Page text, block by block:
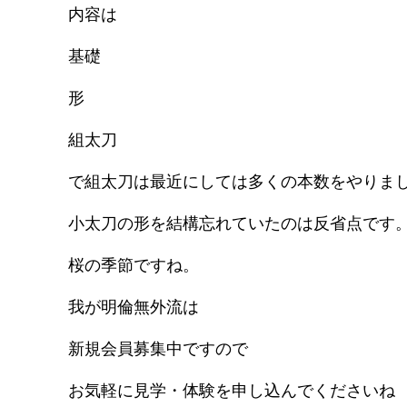
内容は
基礎
形
組太刀
で組太刀は最近にしては多くの本数をやりまし
小太刀の形を結構忘れていたのは反省点です。
桜の季節ですね。
我が明倫無外流は
新規会員募集中ですので
お気軽に見学・体験を申し込んでくださいね